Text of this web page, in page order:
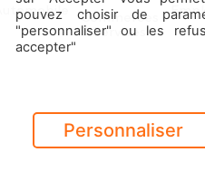
Automobile
Commerces
& Services
pouvez choisir de
"personnaliser" ou les
accepter"
Personnaliser